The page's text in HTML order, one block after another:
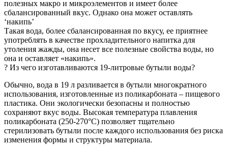
полезных макро и микроэлементов и имеет более
сбалансированный вкус. Однако она может оставлять
‘накипь’
Такая вода, более сбалансированная по вкусу, ее приятнее
употреблять в качестве прохладительного напитка для
утоления жажды, она несет все полезные свойства воды, но
она и оставляет «накипь».
? Из чего изготавливаются 19-литровые бутыли воды?
Обычно, вода в 19 л разливается в бутыли многократного
использования, изготовленные из поликарбоната – пищевого
пластика. Они экологически безопасны и полностью
сохраняют вкус воды. Высокая температура плавления
поликарбоната (250-270°C) позволяет тщательно
стерилизовать бутыли после каждого использования без риска
изменения формы и структуры материала.